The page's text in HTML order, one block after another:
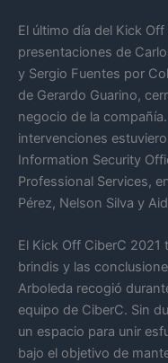
El último día del Kick
presentaciones de
y Sergio Fuentes por
de Gerardo Guarino,
negocio de la
intervenciones
Information Security
Professional Services,
Pérez, Nelson Silva y
El Kick Off CiberC 2021
brindis y las
Arboleda recogió
equipo de CiberC. Sin
un espacio para unir
bajo el objetivo de